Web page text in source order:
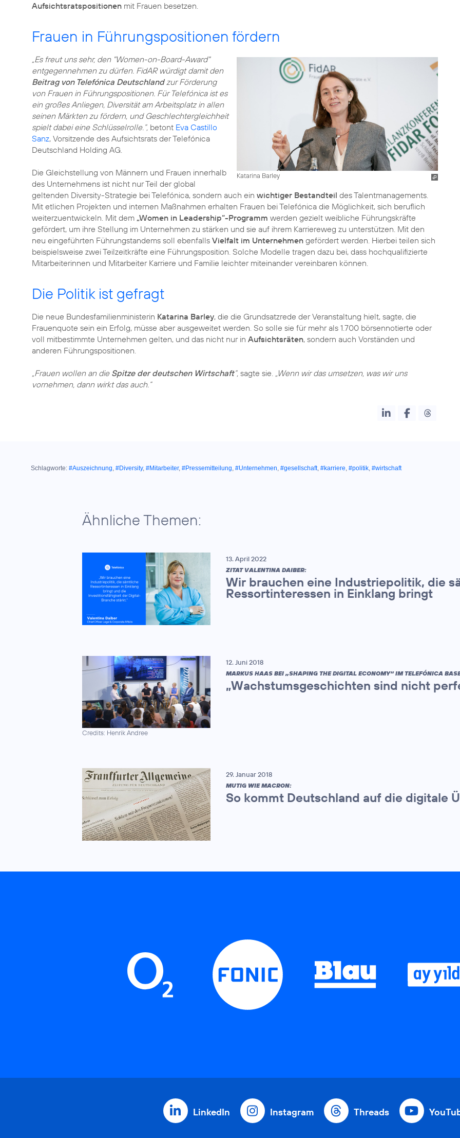
Aufsichtsratspositionen mit Frauen besetzen.
Frauen in Führungspositionen fördern
Katarina Barley
„Es freut uns sehr, den "Women-on-Board-Award"
entgegennehmen zu dürfen. FidAR würdigt damit den
Beitrag von Telefónica Deutschlandzur Förderung
von Frauen in Führungspositionen. Für Telefónica ist es
ein großes Anliegen, Diversität am Arbeitsplatz in allen
seinen Märkten zu fördern, und Geschlechtergleichheit
spielt dabei eine Schlüsselrolle.“, betont Eva Castillo
Sanz, Vorsitzende des Aufsichtsrats der Telefónica
Deutschland Holding AG.
Die Gleichstellung von Männern und Frauen innerhalb
des Unternehmens ist nicht nur Teil der global
geltenden Diversity-Strategie bei Telefónica, sondern auch ein wichtiger Bestandteil des Talentmanagements.
Mit etlichen Projekten und internen Maßnahmen erhalten Frauen bei Telefónica die Möglichkeit, sich beruflich
weiterzuentwickeln. Mit dem „Women in Leadership“-Programm werden gezielt weibliche Führungskräfte
gefördert, um ihre Stellung im Unternehmen zu stärken und sie auf ihrem Karriereweg zu unterstützen. Mit den
neu eingeführten Führungstandems soll ebenfalls Vielfalt im Unternehmen gefördert werden. Hierbei teilen sich
beispielsweise zwei Teilzeitkräfte eine Führungsposition. Solche Modelle tragen dazu bei, dass hochqualifizierte
Mitarbeiterinnen und Mitarbeiter Karriere und Familie leichter miteinander vereinbaren können.
Die Politik ist gefragt
Die neue Bundesfamilienministerin Katarina Barley, die die Grundsatzrede der Veranstaltung hielt, sagte, die
Frauenquote sein ein Erfolg, müsse aber ausgeweitet werden. So solle sie für mehr als 1.700 börsennotierte oder
voll mitbestimmte Unternehmen gelten, und das nicht nur in Aufsichtsräten, sondern auch Vorständen und
anderen Führungspositionen.
„Frauen wollen an die Spitze der deutschen Wirtschaft“, sagte sie. „Wenn wir das umsetzen, was wir uns
vornehmen, dann wirkt das auch.“
Schlagworte: #Auszeichnung, #Diversity, #Mitarbeiter, #Pressemitteilung, #Unternehmen, #gesellschaft, #karriere, #politik, #wirtschaft
Ähnliche Themen:
13. April 2022
ZITAT VALENTINA DAIBER:
Wir brauchen eine Industriepolitik, die
Ressortinteressen in Einklang bringt
Credits: Henrik Andree
12. Juni 2018
MARKUS HAAS BEI „SHAPING THE DIGITAL ECONOMY“ IM TELEFÓNICA
„Wachstumsgeschichten sind nicht
29. Januar 2018
MUTIG WIE MACRON:
So kommt Deutschland auf die digitale
LinkedIn Instagram Threads